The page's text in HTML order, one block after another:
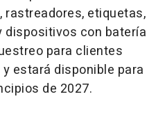
etiquetas,
con batería
para clientes
estará disponible para
de 2027.